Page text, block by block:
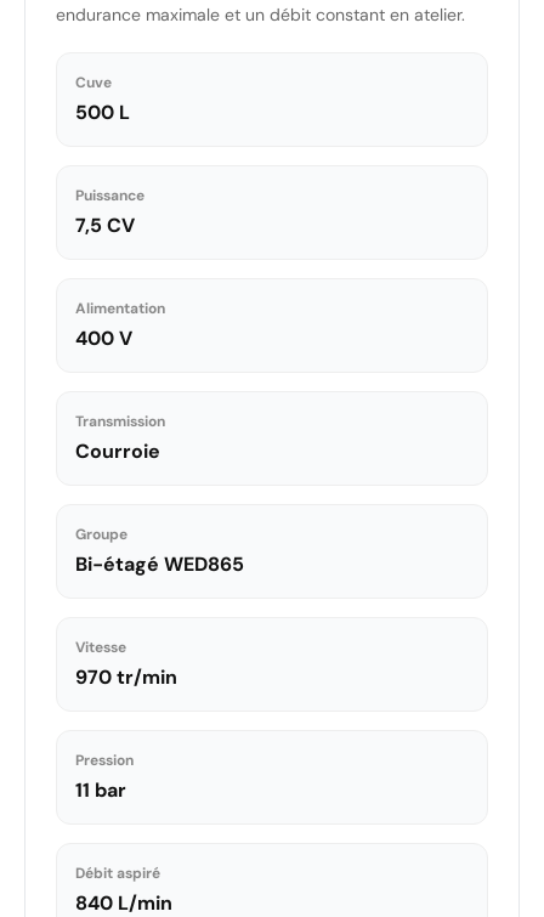
endurance maximale et un débit constant en atelier.
Cuve
500 L
Puissance
7,5 CV
Alimentation
400 V
Transmission
Courroie
Groupe
Bi-étagé WED865
Vitesse
970 tr/min
Pression
11 bar
Débit aspiré
840 L/min